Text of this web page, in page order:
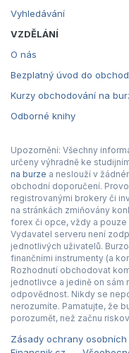
Vyhledávání
VZDĚLÁNÍ
O nás
Bezplatný úvod do
Kurzy obchodování na
Odborné knihy
Upozornění: Všechny
určeny výhradně ke
na burze a neslouží v
obchodní doporučení.
registrovanými brokery či
na stránkách zmiňovány
forex či opce, vždy a
Vydavatel serveru není
jednotlivých uživatelů.
finančními instrumenty (a
Rozhodnutí obchodovat
jednotlivce a jedině on sám
odpovědnost. Nikdy se
nerozumíte. Pamatujte, že
porozumět, než začnu
Zásady ochrany osobních